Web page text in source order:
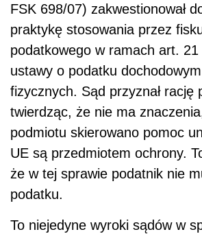
FSK 698/07) zakwestionował
praktykę stosowania przez
podatkowego w ramach art.
ustawy o podatku
fizycznych. Sąd przyznał rację
twierdząc, że nie ma
podmiotu skierowano pomoc
UE są przedmiotem ochrony.
że w tej sprawie podatnik nie
podatku.
To niejedyne wyroki sądów w